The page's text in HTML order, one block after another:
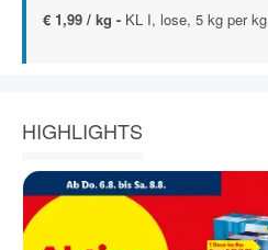
€ 1,99 / kg - KL I, lose, 5 kg per kg
HIGHLIGHTS